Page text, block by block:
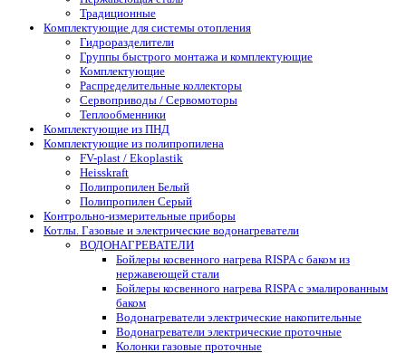
Традиционные
Комплектующие для системы отопления
Гидроразделители
Группы быстрого монтажа и комплектующие
Комплектующие
Распределительные коллекторы
Сервоприводы / Сервомоторы
Теплообменники
Комплектующие из ПНД
Комплектующие из полипропилена
FV-plast / Ekoplastik
Heisskraft
Полипропилен Белый
Полипропилен Серый
Контрольно-измерительные приборы
Котлы. Газовые и электрические водонагреватели
ВОДОНАГРЕВАТЕЛИ
Бойлеры косвенного нагрева RISPA с баком из
нержавеющей стали
Бойлеры косвенного нагрева RISPA с эмалированным
баком
Водонагреватели электрические накопительные
Водонагреватели электрические проточные
Колонки газовые проточные